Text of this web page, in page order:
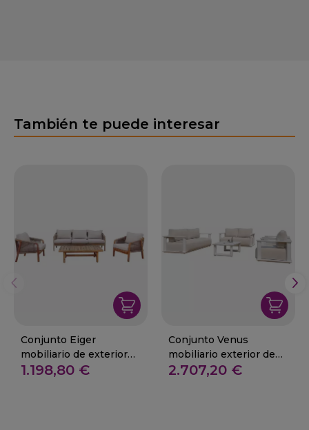
También te puede interesar
Conjunto Eiger
mobiliario de exterior
para jardin en teka
1.198,80 €
Conjunto Venus
mobiliario exterior de
aluminio para jardin
2.707,20 €